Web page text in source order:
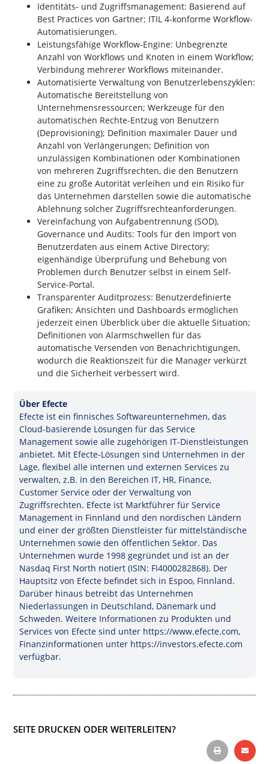
Identitäts- und Zugriffsmanagement: Basierend auf
Best Practices von Gartner; ITIL 4-konforme Workflow-
Automatisierungen.
Leistungsfähige Workflow-Engine: Unbegrenzte
Anzahl von Workflows und Knoten in einem Workflow;
Verbindung mehrerer Workflows miteinander.
Automatisierte Verwaltung von Benutzerlebenszyklen:
Automatische Bereitstellung von
Unternehmensressourcen; Werkzeuge für den
automatischen Rechte-Entzug von Benutzern
(Deprovisioning); Definition maximaler Dauer und
Anzahl von Verlängerungen; Definition von
unzulässigen Kombinationen oder Kombinationen
von mehreren Zugriffsrechten, die den Benutzern
eine zu große Autorität verleihen und ein Risiko für
das Unternehmen darstellen sowie die automatische
Ablehnung solcher Zugriffsrechteanforderungen.
Vereinfachung von Aufgabentrennung (SOD),
Governance und Audits: Tools für den Import von
Benutzerdaten aus einem Active Directory;
eigenhändige Überprüfung und Behebung von
Problemen durch Benutzer selbst in einem Self-
Service-Portal.
Transparenter Auditprozess: Benutzerdefinierte
Grafiken; Ansichten und Dashboards ermöglichen
jederzeit einen Überblick über die aktuelle Situation;
Definitionen von Alarmschwellen für das
automatische Versenden von Benachrichtigungen,
wodurch die Reaktionszeit für die Manager verkürzt
und die Sicherheit verbessert wird.
Über Efecte
Efecte ist ein finnisches Softwareunternehmen, das
Cloud-basierende Lösungen für das Service
Management sowie alle zugehörigen IT-Dienstleistungen
anbietet. Mit Efecte-Lösungen sind Unternehmen in der
Lage, flexibel alle internen und externen Services zu
verwalten, z.B. in den Bereichen IT, HR, Finance,
Customer Service oder der Verwaltung von
Zugriffsrechten. Efecte ist Marktführer für Service
Management in Finnland und den nordischen Ländern
und einer der größten Dienstleister für mittelständische
Unternehmen sowie den öffentlichen Sektor. Das
Unternehmen wurde 1998 gegründet und ist an der
Nasdaq First North notiert (ISIN: FI4000282868). Der
Hauptsitz von Efecte befindet sich in Espoo, Finnland.
Darüber hinaus betreibt das Unternehmen
Niederlassungen in Deutschland, Dänemark und
Schweden. Weitere Informationen zu Produkten und
Services von Efecte sind unter https://www.efecte.com,
Finanzinformationen unter https://investors.efecte.com
verfügbar.
SEITE DRUCKEN ODER WEITERLEITEN?